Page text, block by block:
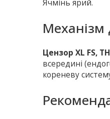
Ячмінь ярий.
Механізм
Цензор XL FS, TH
всередині
кореневу